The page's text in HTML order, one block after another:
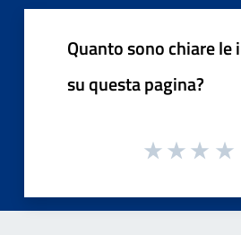
Quanto sono chiare
su questa pagina?